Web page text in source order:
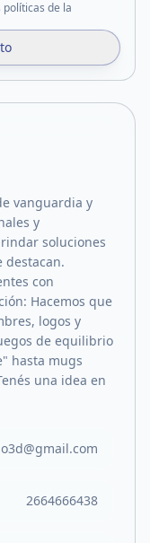
de la
vanguardia y
y
soluciones
destacan.
con
Hacemos que
logos y
de equilibrio
hasta mugs
una idea en
2664666438